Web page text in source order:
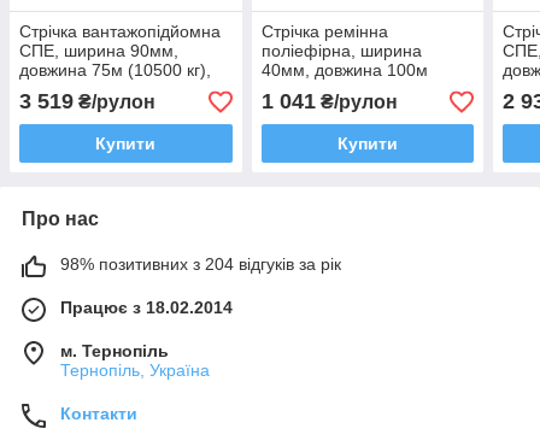
Стрічка вантажопідйомна
СПЕ, ширина 90мм,
довжина 75м (10500 кг),
жовта
3 519 ₴/рулон
Купити
Стрічка ремінна
поліефірна, ширина
40мм, довжина 100м
(2000 кг), помаранчева
1 041₴/рулон
Купити
2
Про нас
98% позитивних з 204 відгуків за рік
Працює з 18.02.2014
м. Тернопіль
Тернопіль, Україна
Контакти